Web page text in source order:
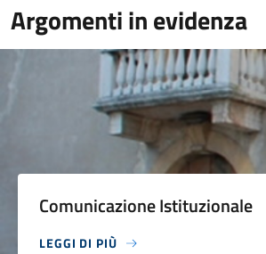
Argomenti in evidenza
Comunicazione Istituzionale
LEGGI DI PIÙ